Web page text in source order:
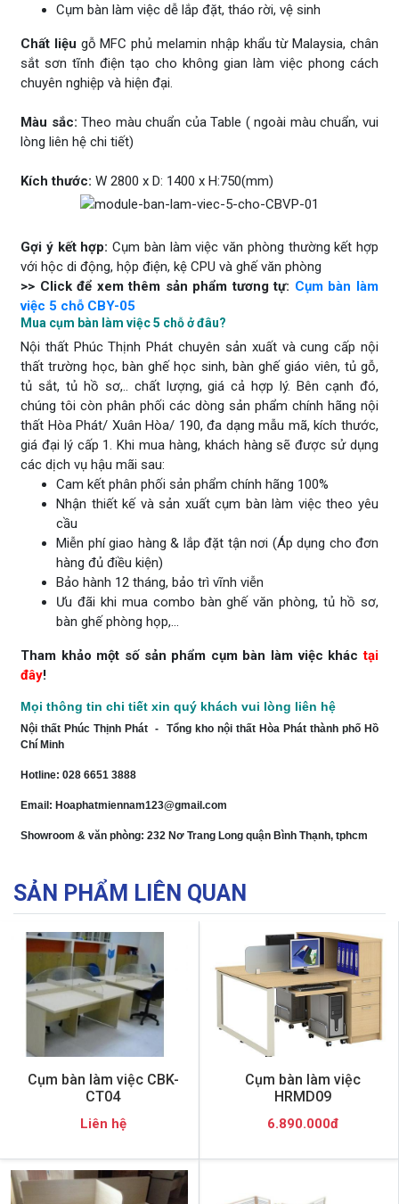
Cụm bàn làm việc dễ lắp đặt, tháo rời, vệ sinh
Chất liệu gỗ MFC phủ melamin nhập khẩu từ Malaysia, chân
sắt sơn tĩnh điện tạo cho không gian làm việc phong cách
chuyên nghiệp và hiện đại.
Màu sắc:Theo màu chuẩn của Table ( ngoài màu chuẩn, vui
lòng liên hệ chi tiết)
Kích thước: W 2800 x D: 1400 x H:750(mm)
Gợi ý kết hợp: Cụm bàn làm việc văn phòng thường kết hợp
với hộc di động, hộp điện, kệ CPU và ghế văn phòng
>> Click để xem thêm sản phẩm tương tự: Cụm bàn làm
việc 5 chỗ CBY-05
Mua cụm bàn làm việc 5 chỗ ở đâu?
Nội thất Phúc Thịnh Phát chuyên sản xuất và cung cấp nội
thất trường học, bàn ghế học sinh, bàn ghế giáo viên, tủ gỗ,
tủ sắt, tủ hồ sơ,.. chất lượng, giá cả hợp lý. Bên cạnh đó,
chúng tôi còn phân phối các dòng sản phẩm chính hãng nội
thất Hòa Phát/ Xuân Hòa/ 190, đa dạng mẫu mã, kích thước,
giá đại lý cấp 1. Khi mua hàng, khách hàng sẽ được sử dụng
các dịch vụ hậu mãi sau:
Cam kết phân phối sản phẩm chính hãng 100%
Nhận thiết kế và sản xuất cụm bàn làm việc theo yêu
cầu
Miễn phí giao hàng & lắp đặt tận nơi (Áp dụng cho đơn
hàng đủ điều kiện)
Bảo hành 12 tháng, bảo trì vĩnh viễn
Ưu đãi khi mua combo bàn ghế văn phòng, tủ hồ sơ,
bàn ghế phòng họp,...
Tham khảo một số sản phẩm cụm bàn làm việc kháctại
đây!
Mọi thông tin chi tiết xin quý khách vui lòng liên hệ
Nội thất Phúc Thịnh Phát - Tổng kho nội thất Hòa Phát thành phố Hồ
Chí Minh
Hotline: 028 6651 3888
Email: Hoaphatmiennam123@gmail.com
Showroom & văn phòng: 232 Nơ Trang Long quận Bình Thạnh, tphcm
SẢN PHẨM LIÊN QUAN
Cụm bàn làm việc CBK-
CT04
Liên hệ
Cụm bàn làm việc
HRMD09
6.890.000đ